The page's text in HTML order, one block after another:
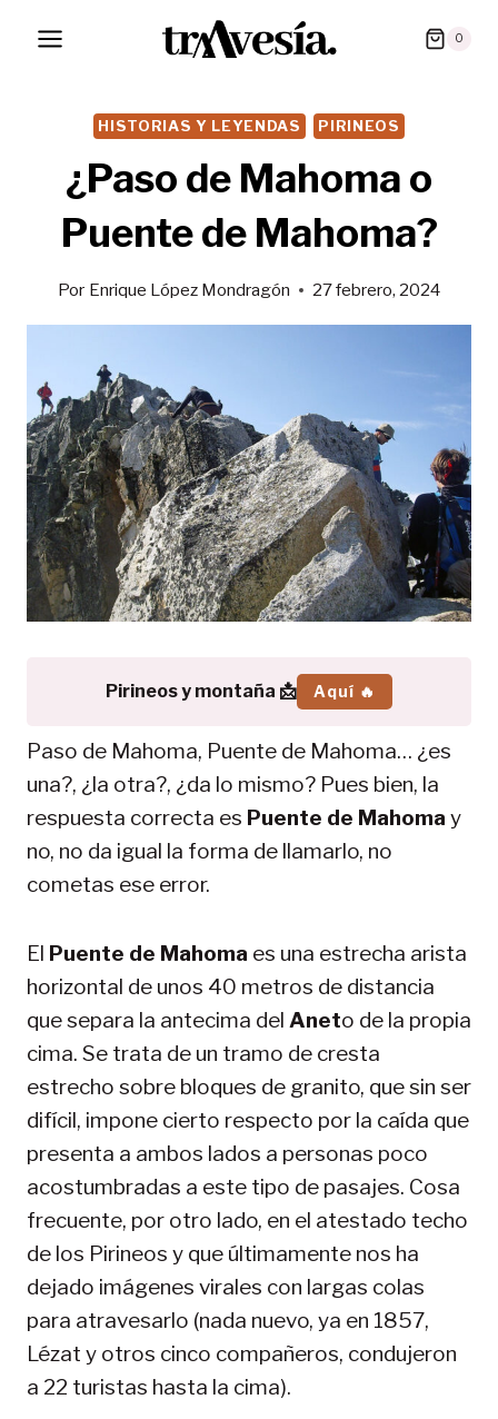
0
HISTORIAS Y LEYENDAS PIRINEOS
¿Paso de Mahoma o
Puente de Mahoma?
Por Enrique López Mondragón 27 febrero, 2024
Pirineos y montaña 📩 Aquí 🔥
Paso de Mahoma, Puente de Mahoma… ¿es
una?, ¿la otra?, ¿da lo mismo? Pues bien, la
respuesta correcta es Puente de Mahoma y
no, no da igual la forma de llamarlo, no
cometas ese error.
El Puente de Mahoma es una estrecha arista
horizontal de unos 40 metros de distancia
que separa la antecima del Aneto de la propia
cima. Se trata de un tramo de cresta
estrecho sobre bloques de granito, que sin ser
difícil, impone cierto respecto por la caída que
presenta a ambos lados a personas poco
acostumbradas a este tipo de pasajes. Cosa
frecuente, por otro lado, en el atestado techo
de los Pirineos y que últimamente nos ha
dejado imágenes virales con largas colas
para atravesarlo (nada nuevo, ya en 1857,
Lézat y otros cinco compañeros, condujeron
a 22 turistas hasta la cima).